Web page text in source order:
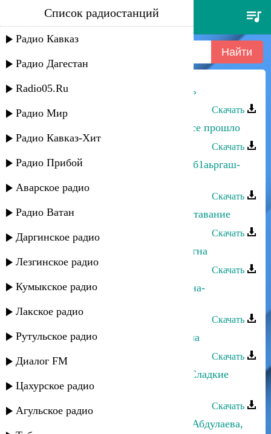
петимат хамзатова - гуьйре-
осень
Список радиостанций
Радио Кавказ
Радио Дагестан
Radio05.Ru
Радио Мир
Радио Кавказ-Хит
Радио Прибой
Аварское радио
Радио Ватан
Даргинское радио
Лезгинское радио
Кумыкское радио
Лакское радио
Рутульское радио
Диалог FM
Цахурское радио
Агульское радио
Петимат Хамзатова - Гуьйре-Осень
Скачать
Петимат Хамзатова - И д1адели-Все прошло
Скачать
Петимат Хамзатова - Доьлхур дац б1аьргаш-
Скачать
Петимат Хамзатова - Къастар-Расставание
Скачать
Петимат Хамзатова - Везавелла дагна
Скачать
Петимат Хамзатова - Даго хаьржина-
Скачать
Петимат Хамзатова - Безаман чилла
Скачать
Петимат Хамзатова - Мерза ойла-Сладкие
мысли
Скачать
Апанди Исмаилгаджиев,Джамиля Абдулаева,